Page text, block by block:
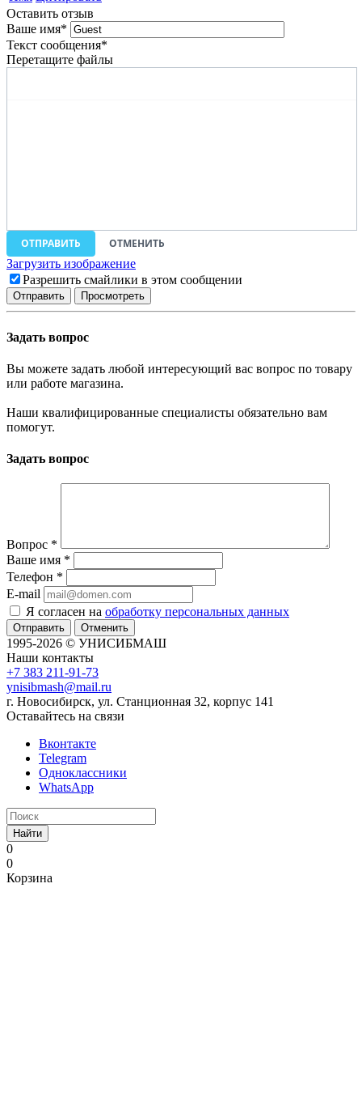
Оставить отзыв
Ваше имя*
Текст сообщения*
Перетащите файлы
ОТПРАВИТЬ
ОТМЕНИТЬ
Загрузить изображение
Разрешить смайлики в этом сообщении
Задать вопрос
Вы можете задать любой интересующий вас вопрос по товару
или работе магазина.
Наши квалифицированные специалисты обязательно вам
помогут.
Задать вопрос
Вопрос *
Ваше имя *
Телефон *
E-mail
Я согласен на обработку персональных данных
Отменить
1995-2026 © УНИСИБМАШ
Наши контакты
+7 383 211-91-73
ynisibmash@mail.ru
г. Новосибирск, ул. Станционная 32, корпус 141
Оставайтесь на связи
Вконтакте
Telegram
Одноклассники
WhatsApp
Найти
0
0
Корзина